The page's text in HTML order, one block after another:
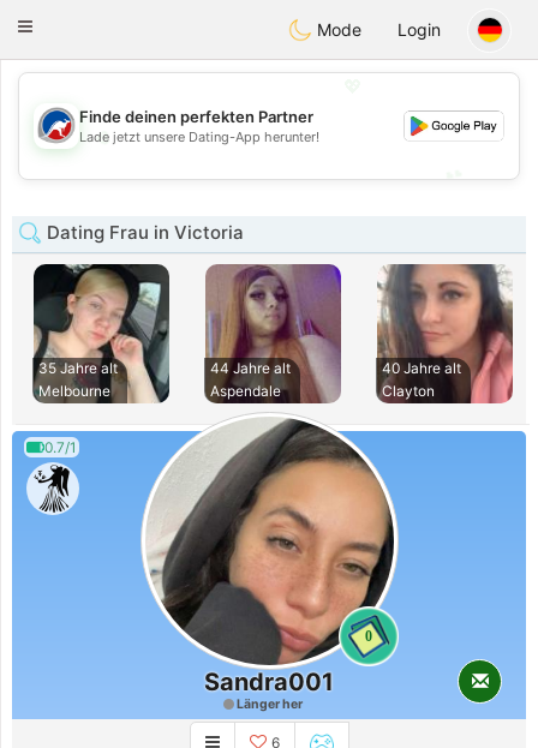
Australia Chat
Toggle
Mode Login
💖
💕
Finde deinen perfekten Partner
Lade jetzt unsere Dating-App herunter!
Dating Frau in Victoria
35 Jahre alt
Melbourne
44 Jahre alt
Aspendale
40 Jahre alt
Clayton
0.7/1
0
Sandra001
Länger her
6